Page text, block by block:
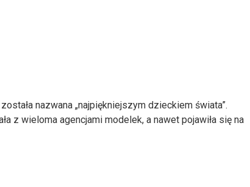
nazwana „najpiękniejszym dzieckiem świata”.
z wieloma agencjami modelek, a nawet pojawiła się na